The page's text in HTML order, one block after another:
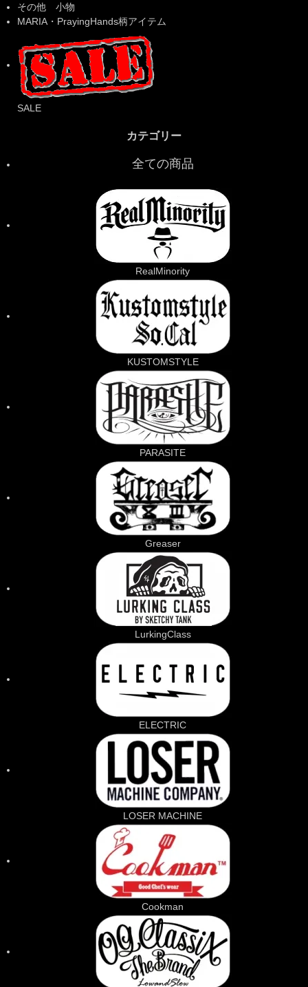
その他 小物
MARIA・PrayingHands柄アイテム
SALE
カテゴリー
全ての商品
RealMinority
KUSTOMSTYLE
PARASITE
Greaser
LurkingClass
ELECTRIC
LOSER MACHINE
Cookman